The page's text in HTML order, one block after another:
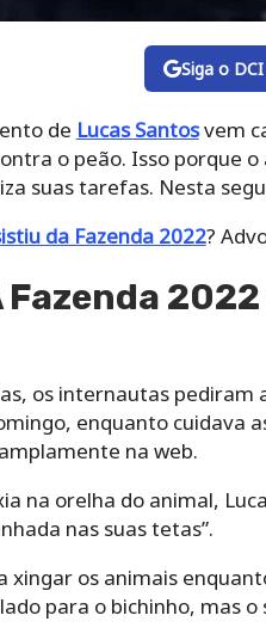
Siga o
de Lucas Santosvem
o peão. Isso porque
suas tarefas. Nesta
da Fazenda 2022?
Fazenda
os internautas pediram
enquanto cuidava
na web.
na orelha do animal,
nas suas tetas”.
xingar os animais
para o bichinho, mas